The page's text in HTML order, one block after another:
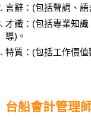
言辭：(包括聲調、語
才識：(包括專業知
導)。
特質：(包括工作價值
台船會計管理